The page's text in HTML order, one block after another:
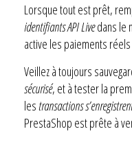
Lorsque tout est prêt,
identifiants API Livedans le
active les paiements
Veillez à toujours
sécurisé, et à tester la
lestransactions
PrestaShop est prête à